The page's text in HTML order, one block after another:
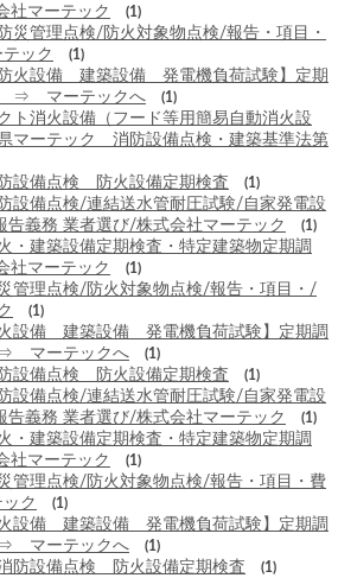
社マーテック
(1)
管理点検/防火対象物点検/報告・項目・
ック
(1)
火設備 建築設備 発電機負荷試験】定期
⇒ マーテックへ
(1)
消火設備（フード等用簡易自動消火設
マーテック 消防設備点検・建築基準法第
設備点検 防火設備定期検査 (1)
設備点検/連結送水管耐圧試験/自家発電設
告義務 業者選び/株式会社マーテック
(1)
建築設備定期検査・特定建築物定期調
社マーテック
(1)
管理点検/防火対象物点検/報告・項目・/
(1)
設備 建築設備 発電機負荷試験】定期調
マーテックへ
(1)
設備点検 防火設備定期検査 (1)
設備点検/連結送水管耐圧試験/自家発電設
告義務 業者選び/株式会社マーテック
(1)
建築設備定期検査・特定建築物定期調
社マーテック
(1)
管理点検/防火対象物点検/報告・項目・費
ク
(1)
設備 建築設備 発電機負荷試験】定期調
マーテックへ
(1)
防設備点検 防火設備定期検査 (1)